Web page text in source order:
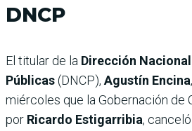
DNCP
El titular de la Dirección
Públicas(DNCP), Agustín Encina
miércoles que la Gobernación de
por Ricardo Estigarribia,